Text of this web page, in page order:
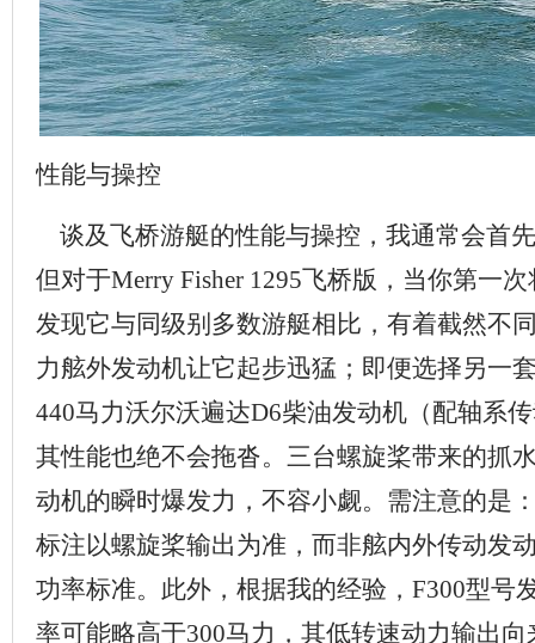
性能与操控
谈及飞桥游艇的性能与操控，我通常会首
但对于Merry Fisher 1295飞桥版，当你第一
发现它与同级别多数游艇相比，有着截然不
力舷外发动机让它起步迅猛；即便选择另
440马力沃尔沃遍达D6柴油发动机（配轴系
其性能也绝不会拖沓。三台螺旋桨带来的抓
动机的瞬时爆发力，不容小觑。需注意的是
标注以螺旋桨输出为准，而非舷内外传动发
功率标准。此外，根据我的经验，F300型号
率可能略高于300马力，其低转速动力输出